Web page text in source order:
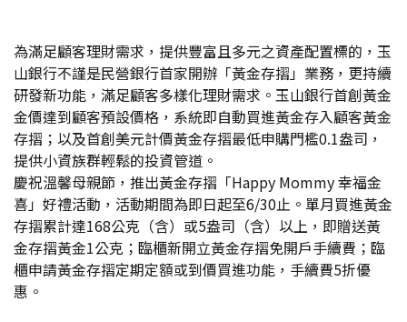
為滿足顧客理財需求，提供豐富且多元之資產配置標的，玉
山銀行不謹是民營銀行首家開辦「黃金存摺」業務，更持續
研發新功能，滿足顧客多樣化理財需求。玉山銀行首創黃金
金價達到顧客預設價格，系統即自動買進黃金存入顧客黃金
存摺；以及首創美元計價黃金存摺最低申購門檻0.1盎司，
提供小資族群輕鬆的投資管道。
慶祝溫馨母親節，推出黃金存摺「Happy Mommy 幸福金
喜」好禮活動，活動期間為即日起至6/30止。單月買進黃金
存摺累計達168公克（含）或5盎司（含）以上，即贈送黃
金存摺黃金1公克；臨櫃新開立黃金存摺免開戶手續費；臨
櫃申請黃金存摺定期定額或到價買進功能，手續費5折優
惠。